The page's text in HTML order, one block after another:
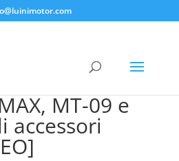
MT-09 e
accessori